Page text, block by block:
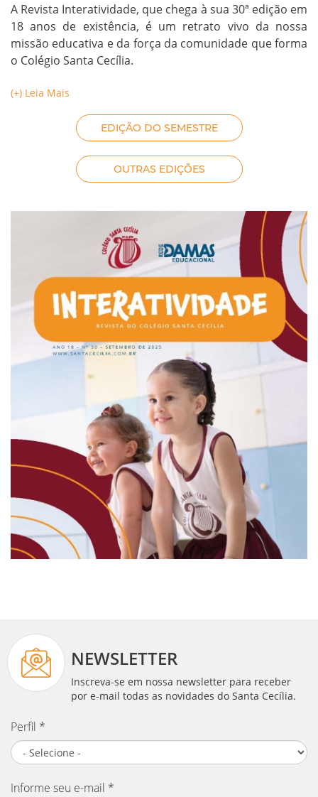
A Revista Interatividade, que chega à sua 30ª edição em
18 anos de existência, é um retrato vivo da nossa
missão educativa e da força da comunidade que forma
o Colégio Santa Cecília.
(+) Leia Mais
EDIÇÃO DO SEMESTRE
OUTRAS EDIÇÕES
NEWSLETTER
Inscreva-se em nossa newsletter para receber
por e-mail todas as novidades do Santa Cecília.
Perfil *
Informe seu e-mail *